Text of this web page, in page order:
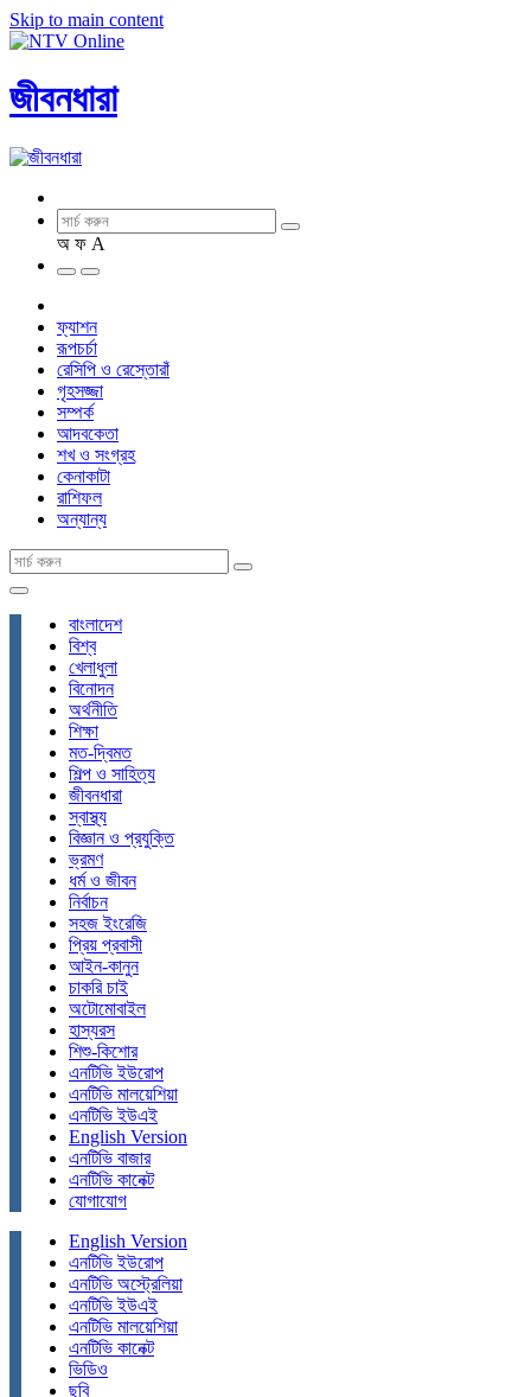
Skip to main content
জীবনধারা
অ ফ A
ফ্যাশন
রূপচর্চা
রেসিপি ও রেস্তোরাঁ
গৃহসজ্জা
সম্পর্ক
আদবকেতা
শখ ও সংগ্রহ
কেনাকাটা
রাশিফল
অন্যান্য
বাংলাদেশ
বিশ্ব
খেলাধুলা
বিনোদন
অর্থনীতি
শিক্ষা
মত-দ্বিমত
শিল্প ও সাহিত্য
জীবনধারা
স্বাস্থ্য
বিজ্ঞান ও প্রযুক্তি
ভ্রমণ
ধর্ম ও জীবন
নির্বাচন
সহজ ইংরেজি
প্রিয় প্রবাসী
আইন-কানুন
চাকরি চাই
অটোমোবাইল
হাস্যরস
শিশু-কিশোর
এনটিভি ইউরোপ
এনটিভি মালয়েশিয়া
এনটিভি ইউএই
English Version
এনটিভি বাজার
এনটিভি কানেক্ট
যোগাযোগ
English Version
এনটিভি ইউরোপ
এনটিভি অস্ট্রেলিয়া
এনটিভি ইউএই
এনটিভি মালয়েশিয়া
এনটিভি কানেক্ট
ভিডিও
ছবি